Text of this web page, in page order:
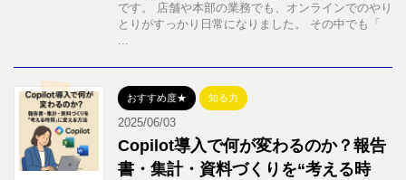
です。 店舗や本部の業務でも、オンラインでのやり
とりがすっかり日常になりました。 その中でも「
...
おすすめ度★ 知る力
2025/06/03
Copilot導入で何が変わるのか？報告
書・集計・資料づくりを“考える時